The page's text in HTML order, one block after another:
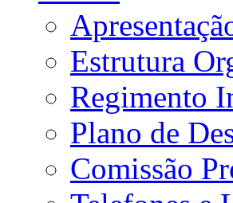
Estrutura
Regimento
Plano de
Comissão